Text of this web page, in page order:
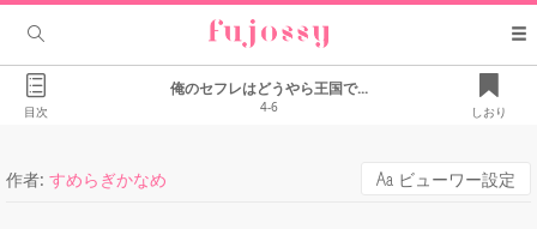
目次
俺のセフレはどうやら王国で...
4-6 しおり
作者: すめらぎかなめ ビューワー設定